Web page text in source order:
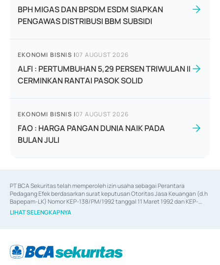
BPH MIGAS DAN BPSDM ESDM SIAPKAN
PENGAWAS DISTRIBUSI BBM SUBSIDI
EKONOMI BISNIS |07 AUGUST 2026
ALFI : PERTUMBUHAN 5,29 PERSEN TRIWULAN II
CERMINKAN RANTAI PASOK SOLID
EKONOMI BISNIS |07 AUGUST 2026
FAO : HARGA PANGAN DUNIA NAIK PADA
BULAN JULI
PT BCA Sekuritas telah memperoleh izin usaha sebagai Perantara
Pedagang Efek berdasarkan surat keputusan Otoritas Jasa Keuangan (d.h
Bapepam-LK) Nomor KEP-138/PM/1992 tanggal 11 Maret 1992 dan KEP-
06/D.04/2014 tanggal 28 Februari 2014, izin usaha sebagai Penjamin Emisi
Efek berdasarkan surat keputusan Otoritas Jasa Keuangan Nomor KEP-
berdasarkan surat keputusan Otoritas Jasa Keuangan Nomor S-
67/PM.21/2017 tanggal 3 Februari 2017, dan beberapa izin usaha lainnya
LIHAT SELENGKAPNYA